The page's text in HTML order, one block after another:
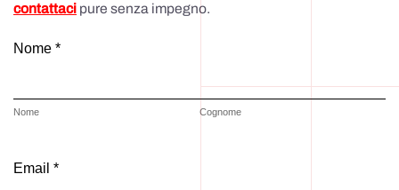
contattaci pure senza impegno.
Nome *
Nome Cognome
Email *